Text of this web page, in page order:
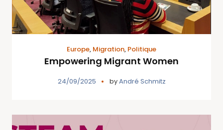
Europe, Migration, Politique
Empowering Migrant Women
24/09/2025 byAndré Schmitz